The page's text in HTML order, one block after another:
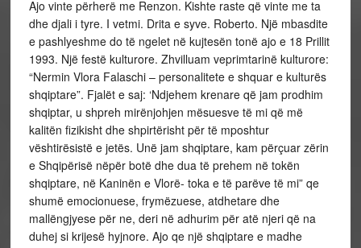
Ajo vinte përherë me Renzon. Kishte raste që vinte me ta
dhe djali i tyre. I vetmi. Drita e syve. Roberto. Një mbasdite
e pashlyeshme do të ngelet në kujtesën tonë ajo e 18 Prillit
1993. Një festë kulturore. Zhvilluam veprimtarinë kulturore:
“Nermin Vlora Falaschi – personalitete e shquar e kulturës
shqiptare”. Fjalët e saj: ‘Ndjehem krenare që jam prodhim
shqiptar, u shpreh mirënjohjen mësuesve të mi që më
kalitën fizikisht dhe shpirtërisht për të mposhtur
vështirësistë e jetës. Unë jam shqiptare, kam përçuar zërin
e Shqipërisë nëpër botë dhe dua të prehem në tokën
shqiptare, në Kaninën e Vlorë- toka e të parëve të mi” qe
shumë emocionuese, frymëzuese, atdhetare dhe
mallëngjyese për ne, deri në adhurim për atë njeri që na
duhej si krijesë hyjnore. Ajo qe një shqiptare e madhe